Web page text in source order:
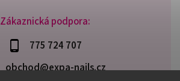
Zákaznická podpora:
775 724 707
obchod@expa-nails.cz